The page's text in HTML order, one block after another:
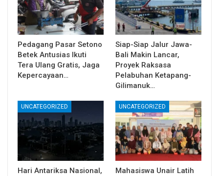
Pedagang Pasar Setono
Betek Antusias Ikuti
Tera Ulang Gratis, Jaga
Kepercayaan…
Siap-Siap Jalur Jawa-
Bali Makin Lancar,
Proyek Raksasa
Pelabuhan Ketapang-
Gilimanuk…
UNCATEGORIZED
Hari Antariksa Nasional,
UNCATEGORIZED
Mahasiswa Unair Latih